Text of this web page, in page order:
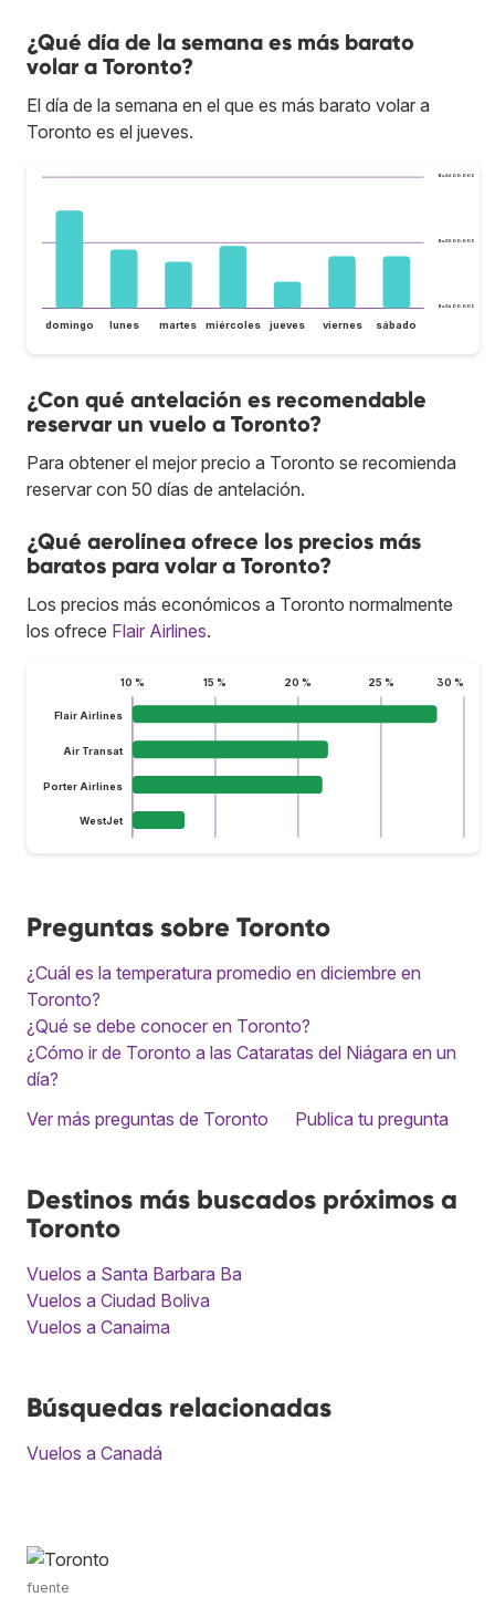
¿Qué día de la semana es más barato
volar a Toronto?
El día de la semana en el que es más barato volar a
Toronto es el jueves.
Bs.S400.000
Bs.S500.000
Bs.S600.000
domingo lunes martes miércoles jueves viernes sábado
¿Con qué antelación es recomendable
reservar un vuelo a Toronto?
Para obtener el mejor precio a Toronto se recomienda
reservar con 50 días de antelación.
¿Qué aerolínea ofrece los precios más
baratos para volar a Toronto?
Los precios más económicos a Toronto normalmente
los ofrece Flair Airlines.
10 % 15 % 20 % 25 % 30 %
Flair Airlines
Air Transat
Porter Airlines
WestJet
Preguntas sobre Toronto
¿Cuál es la temperatura promedio en diciembre en
Toronto?
¿Qué se debe conocer en Toronto?
¿Cómo ir de Toronto a las Cataratas del Niágara en un
día?
Ver más preguntas de Toronto
Publica tu pregunta
Destinos más buscados próximos a
Toronto
Vuelos a Santa Barbara Ba
Vuelos a Ciudad Boliva
Vuelos a Canaima
Búsquedas relacionadas
Vuelos a Canadá
fuente